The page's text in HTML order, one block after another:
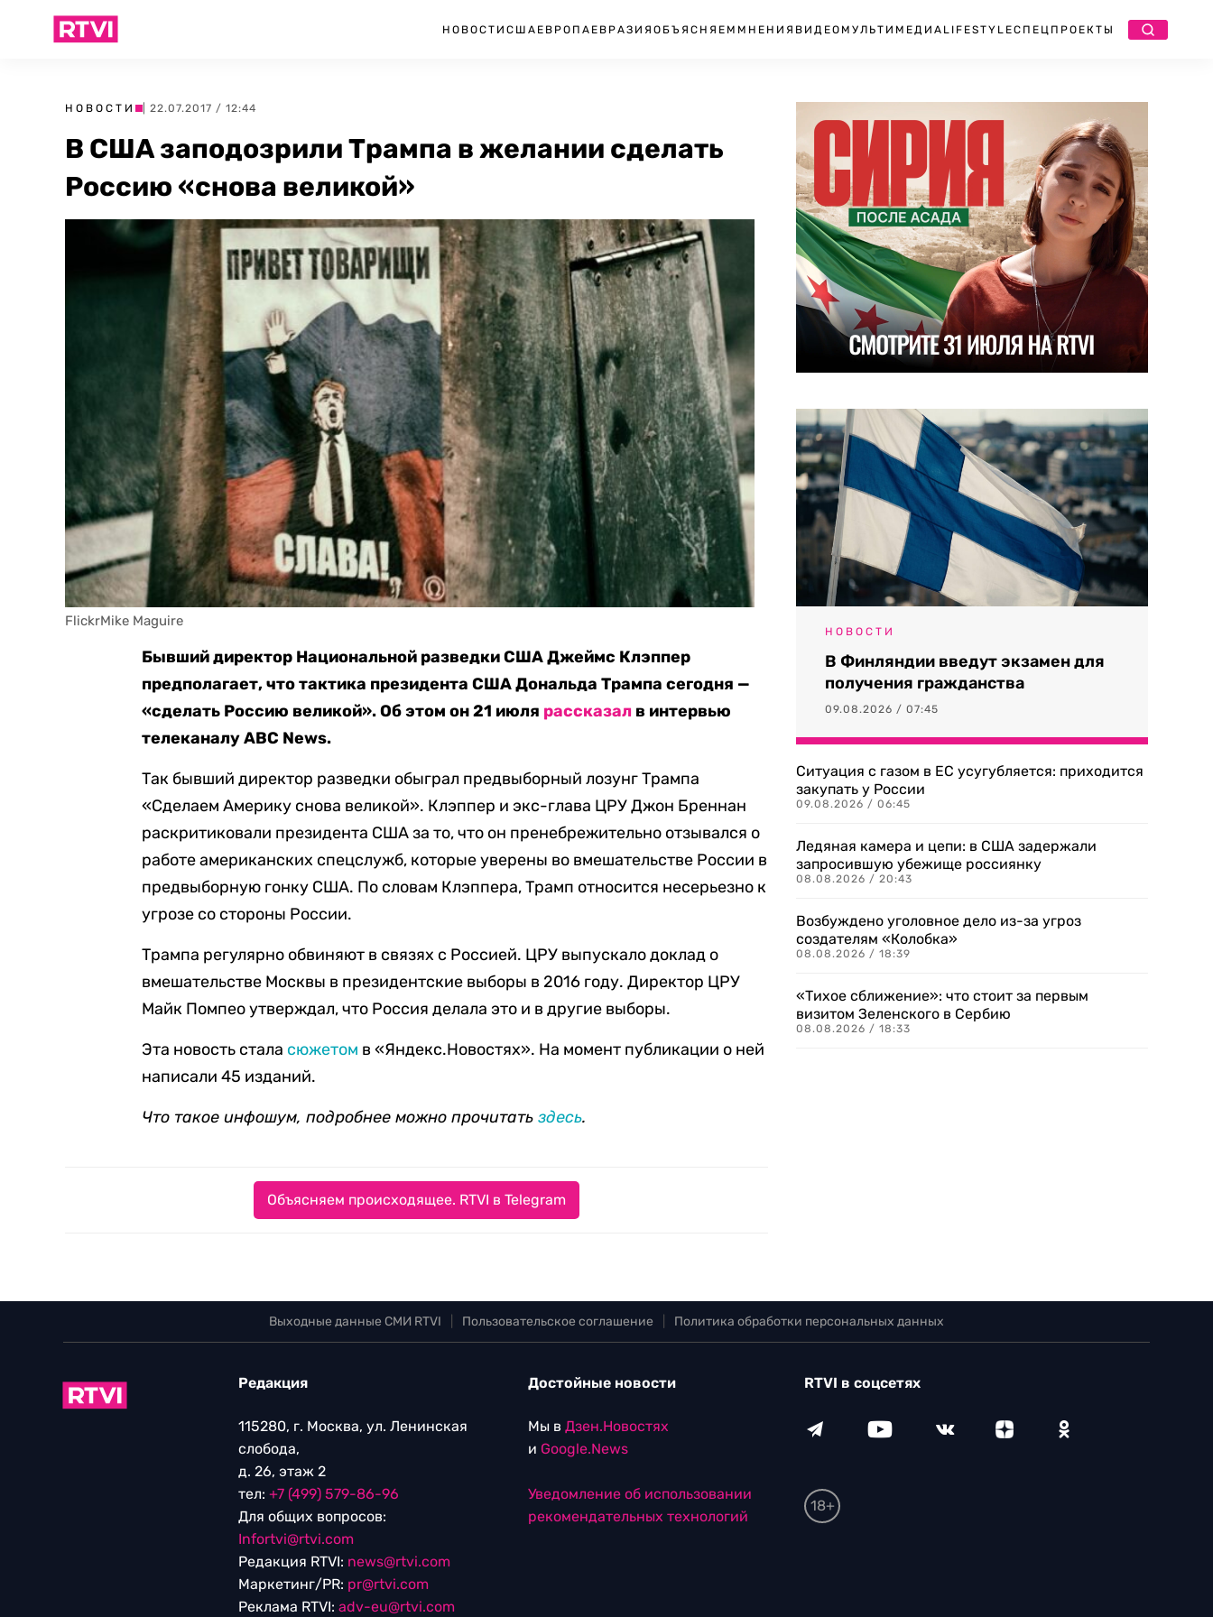
НОВОСТИ США ЕВРОПА ЕВРАЗИЯ ОБЪЯСНЯЕМ МНЕНИЯ ВИДЕО МУЛЬТИМЕДИА LIFESTYLEСПЕЦПРОЕКТЫ
НОВОСТИ | 22.07.2017 / 12:44
В США заподозрили Трампа в желании сделать
Россию «снова великой»
FlickrMike Maguire
Бывший директор Национальной разведки США Джеймс Клэппер
предполагает, что тактика президента США Дональда Трампа сегодня —
«сделать Россию великой». Об этом он 21 июля рассказал в интервью
телеканалу ABC News.
Так бывший директор разведки обыграл предвыборный лозунг Трампа
«Сделаем Америку снова великой». Клэппер и экс-глава ЦРУ Джон Бреннан
раскритиковали президента США за то, что он пренебрежительно отзывался о
работе американских спецслужб, которые уверены во вмешательстве России в
предвыборную гонку США. По словам Клэппера, Трамп относится несерьезно к
угрозе со стороны России.
Трампа регулярно обвиняют в связях с Россией. ЦРУ выпускало доклад о
вмешательстве Москвы в президентские выборы в 2016 году. Директор ЦРУ
Майк Помпео утверждал, что Россия делала это и в другие выборы.
Эта новость стала сюжетом в «Яндекс.Новостях». На момент публикации о ней
написали 45 изданий.
Что такое инфошум, подробнее можно прочитатьздесь.
Объясняем происходящее. RTVI в Telegram
НОВОСТИ
В Финляндии введут экзамен для
получения гражданства
09.08.2026 / 07:45
Ситуация с газом в ЕС усугубляется: приходится
закупать у России
09.08.2026 / 06:45
Ледяная камера и цепи: в США задержали
запросившую убежище россиянку
08.08.2026 / 20:43
Возбуждено уголовное дело из-за угроз
создателям «Колобка»
08.08.2026 / 18:39
«Тихое сближение»: что стоит за первым
визитом Зеленского в Сербию
08.08.2026 / 18:33
Выходные данные СМИ RTVI Пользовательское соглашение Политика обработки персональных данных
Редакция
115280, г. Москва, ул. Ленинская
слобода,
д. 26, этаж 2
тел: +7 (499) 579-86-96
Для общих вопросов:
Infortvi@rtvi.com
Редакция RTVI: news@rtvi.com
Маркетинг/PR: pr@rtvi.com
Реклама RTVI: adv-eu@rtvi.com
Достойные новости
Мы в Дзен.Новостях
и Google.News
Уведомление об использовании
рекомендательных технологий
RTVI в соцсетях
18+